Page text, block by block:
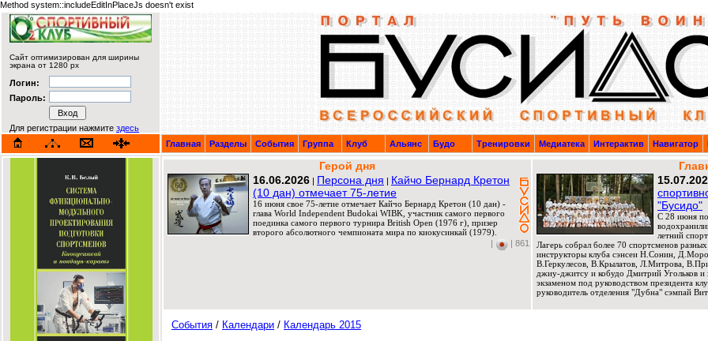
Method system::includeEditInPlaceJs doesn't exist
Сайт оптимизирован для ширины
экрана от 1280 px
Логин:
Пароль:
Для регистрации нажмите здесь
Главная Разделы События Группа Клуб Альянс Будо Тренировки Медиатека Интерактив Навигатор
Герой дня
16.06.2026 | Персона дня | Кайчо Бернард Кретон
(10 дан) отмечает 75-летие
16 июня свое 75-летие отмечает Кайчо Бернард Кретон (10 дан) -
глава World Independent Budokai WIBK, участник самого первого
поединка самого первого турнира British Open (1976 г), призер
второго абсолютного чемпионата мира по киокусинкай (1979).
|
| 861
"Бусидо"
C 28 июня
летний
Лагерь собрал более 70 спортсменов
инструкторы клуба сэнсеи Н.Сонин,
В.Геркулесов, В.Крылатов, Л.Митрова,
джиу-джитсу и кобудо Дмитрий Угольков и
экзаменом под руководством президента
руководитель отделения "Дубна" сэмпай
События / Календари / Календарь 2015